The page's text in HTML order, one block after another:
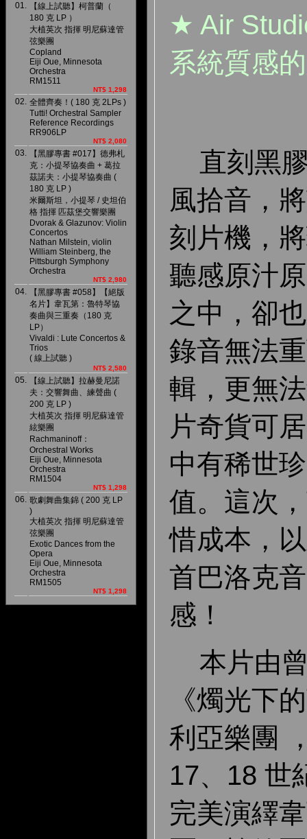
01.
【線上試聽】柯普蘭（
180 克 LP ）
大植英次 指揮 明尼蘇達管
弦樂團
Copland
Eiji Oue, Minnesota
Orchestra
RM1511
NT$ 1,298
02. 全體齊奏！( 180 克 2LPs )
Tutti! Orchestral Sampler
Reference Recordings
RR906LP
NT$ 2,080
03.
【黑膠專書 #017】德弗札
克：小提琴協奏曲 + 葛拉
茲諾夫：小提琴協奏曲 (
180 克 LP )
米爾斯坦，小提琴 / 史坦伯
格 指揮 匹茲堡交響樂團
Dvorak & Glazunov: Violin
Concertos
Nathan Milstein, violin
William Steinberg, the
Pittsburgh Symphony
Orchestra
NT$ 2,980
04.
【黑膠專書 #058】【絕版
名片】韋瓦第：魯特琴協
奏曲與三重奏（180 克
LP）
Vivaldi : Lute Concertos &
Trios
( 線上試聽 )
NT$ 2,580
05.
【線上試聽】拉赫曼尼諾
夫：交響舞曲、練聲曲 (
200 克 LP )
大植英次 指揮 明尼蘇達管
絃樂團
Rachmaninoff：
Orchestral Works
Eiji Oue, Minnesota
Orchestra
RM1504
NT$ 1,298
06. 歌劇舞曲集錦 ( 200 克 LP
)
大植英次 指揮 明尼蘇達管
弦樂團
Exotic Dances from the
Opera
Eiji Oue, Minnesota
Orchestra
RM1505
NT$ 1,298
★ Air
系統質感
直刻黑
風拾音，
刻片機，
聽感原汁
之中，卻
錄音無法
輯，更無
片奇貨可
中有稀世
值。這次
惜成本，
首巴洛克
感！
本片由
《燭光下
利亞樂團
17、18 世
完美演繹